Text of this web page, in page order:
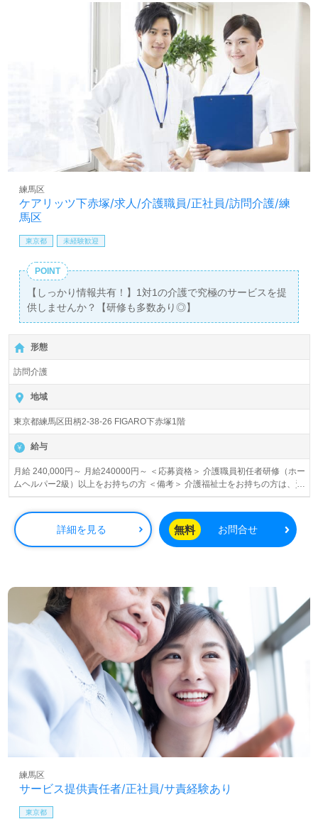
ケアリッツ下赤塚/求人/介護職員/正社員/訪問介護/練
馬区
練馬区
東京都 未経験歓迎
POINT
【しっかり情報共有！】1対1の介護で究極のサービスを提
供しませんか？【研修も多数あり◎】
形態
訪問介護
地域
東京都練馬区田柄2-38-26 FIGARO下赤塚1階
給与
月給 240,000円～ 月給240000円～ ＜応募資格＞ 介護職員初任者研修（ホー
ムヘルパー2級）以上をお持ちの方 ＜備考＞ 介護福祉士をお持ちの方は、資
格手当てが1.5万円加算されます。 月給245000円～ ＜応募資格＞ 実務者研
修をお持ちの方
詳細を見る 無料 お問合せ
サービス提供責任者/正社員/サ責経験あり
練馬区
東京都